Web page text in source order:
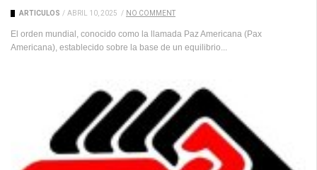
ARTICULOS / ABRIL 10, 2025 / NO COMMENT
El orden mundial, conocido como la llamada Paz Americana (Pax
Americana), establecido sobre la base de un equilibrio...